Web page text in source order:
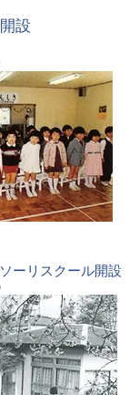
設
ーリスクール開設